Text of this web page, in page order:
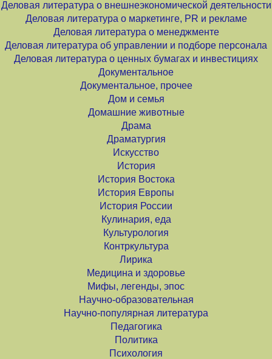
Деловая литература о внешнеэкономической деятельности
Деловая литература о маркетинге, PR и рекламе
Деловая литература о менеджменте
Деловая литература об управлении и подборе персонала
Деловая литература о ценных бумагах и инвестициях
Документальное
Документальное, прочее
Дом и семья
Домашние животные
Драма
Драматургия
Искусство
История
История Востока
История Европы
История России
Кулинария, еда
Культурология
Контркультура
Лирика
Медицина и здоровье
Мифы, легенды, эпос
Научно-образовательная
Научно-популярная литература
Педагогика
Политика
Психология